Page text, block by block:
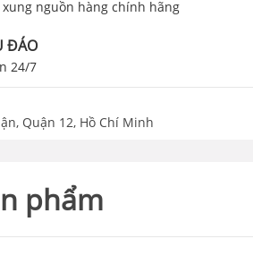
nguồn hàng chính hãng
ĐÁO
24/7
Quận 12, Hồ Chí Minh
phẩm